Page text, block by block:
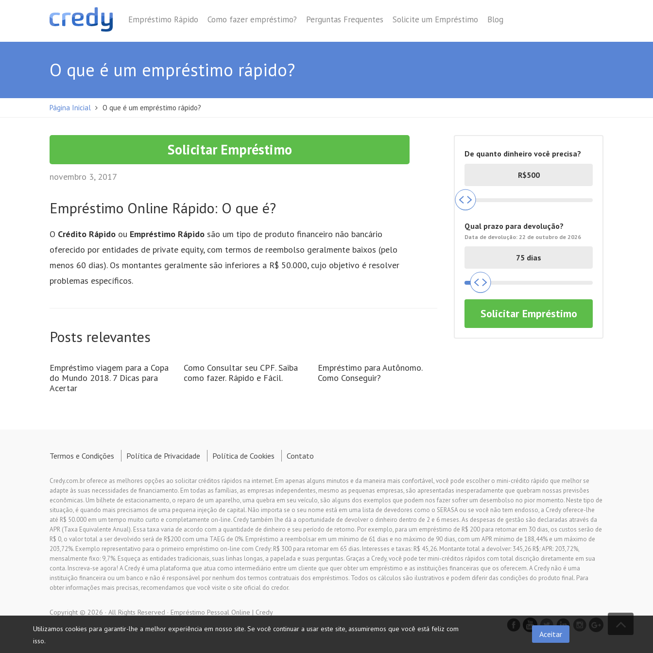
Empréstimo Rápido Como fazer empréstimo? Perguntas Frequentes Solicite um Empréstimo Blog
O que é um empréstimo rápido?
Página Inicial O que é um empréstimo rápido?
Solicitar Empréstimo
novembro 3, 2017
Empréstimo Online Rápido: O que é?
O Crédito Rápido ou Empréstimo Rápido são um tipo de produto financeiro não bancário
oferecido por entidades de private equity, com termos de reembolso geralmente baixos (pelo
menos 60 dias). Os montantes geralmente são inferiores a R$ 50.000, cujo objetivo é resolver
problemas específicos.
De quanto dinheiro você precisa?
Qual prazo para devolução?
Data de devolução:22 de outubro de 2026
Solicitar Empréstimo
Posts relevantes
Empréstimo viagem para a Copa
do Mundo 2018. 7 Dicas para
Acertar
Como Consultar seu CPF. Saiba
como fazer. Rápido e Fácil.
Empréstimo para Autônomo.
Como Conseguir?
Termos e Condições Política de Privacidade Política de Cookies Contato
Credy.com.br oferece as melhores opções ao solicitar créditos rápidos na internet. Em apenas alguns minutos e da maneira mais confortável, você pode escolher o mini-crédito rápido que melhor se
adapte às suas necessidades de financiamento. Em todas as famílias, as empresas independentes, mesmo as pequenas empresas, são apresentadas inesperadamente que quebram nossas previsões
econômicas. Um bilhete de estacionamento, o reparo de um aparelho, uma quebra em seu veículo, são alguns dos exemplos que podem nos fazer sofrer um desembolso no pior momento. Neste tipo de
situação, é quando mais precisamos de uma pequena injeção de capital. Não importa se o seu nome está em uma lista de devedores como o SERASA ou se você não tem endosso, a Credy oferece-lhe
até R$ 50.000 em um tempo muito curto e completamente on-line. Credy também lhe dá a oportunidade de devolver o dinheiro dentro de 2 e 6 meses. As despesas de gestão são declaradas através da
APR (Taxa Equivalente Anual). Essa taxa varia de acordo com a quantidade de dinheiro e seu período de retorno. Por exemplo, para um empréstimo de R$ 200 para retornar em 30 dias, os custos serão de
R$ 0, o valor total a ser devolvido será de R$200 com uma TAEG de 0%. Empréstimo a reembolsar em um mínimo de 61 dias e no máximo de 90 dias, com um APR mínimo de 188,44% e um máximo de
203,72%. Exemplo representativo para o primeiro empréstimo on-line com Credy: R$ 300 para retornar em 65 dias. Interesses e taxas: R$ 45,26. Montante total a devolver: 345,26 R$; APR: 203,72%,
mensalmente fixo: 9,7%. Esqueça as entidades tradicionais, suas linhas longas, a papelada e suas perguntas. Graças a Credy, você pode ter mini-créditos rápidos com total discrição diretamente em sua
conta. Inscreva-se agora! A Credy é uma plataforma que atua como intermediário entre um cliente que quer obter um empréstimo e as instituições financeiras que os oferecem. A Credy não é uma
instituição financeira ou um banco e não é responsável por nenhum dos termos contratuais dos empréstimos. Todos os cálculos são ilustrativos e podem diferir das condições do produto final. Para
obter informações mais precisas, recomendamos que você visite o site oficial do credor.
Copyright © 2026 · All Rights Reserved · Empréstimo Pessoal Online | Credy
Utilizamos cookies para garantir-lhe a melhor experiência em nosso site. Se você continuar a usar este site, assumiremos que você está feliz com
isso.
Aceitar